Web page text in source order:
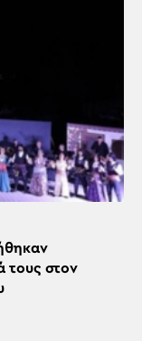
τους στον